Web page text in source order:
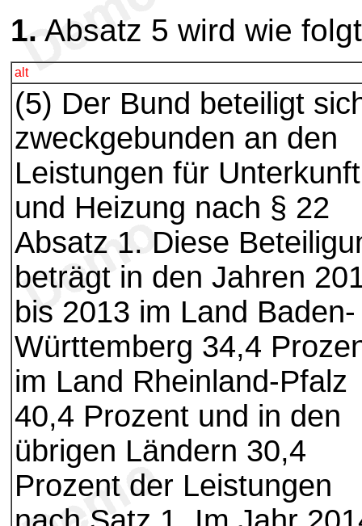
1. Absatz 5 wird wie
alt
(5) Der Bund beteiligt
zweckgebunden an den
Leistungen für Unterkunft
und Heizung nach § 22
Absatz 1. Diese
beträgt in den Jahren
bis 2013 im Land Baden-
Württemberg 34,4
im Land Rheinland-Pfalz
40,4 Prozent und in den
übrigen Ländern 30,4
Prozent der Leistungen